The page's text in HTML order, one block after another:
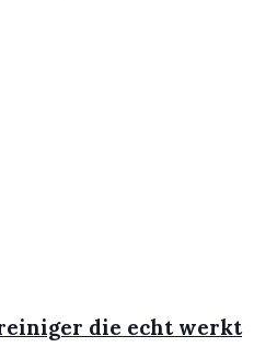
die echt werkt